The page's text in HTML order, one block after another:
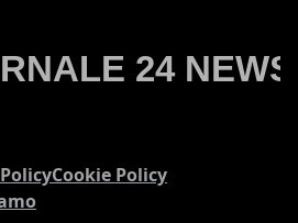
Cookie Policy